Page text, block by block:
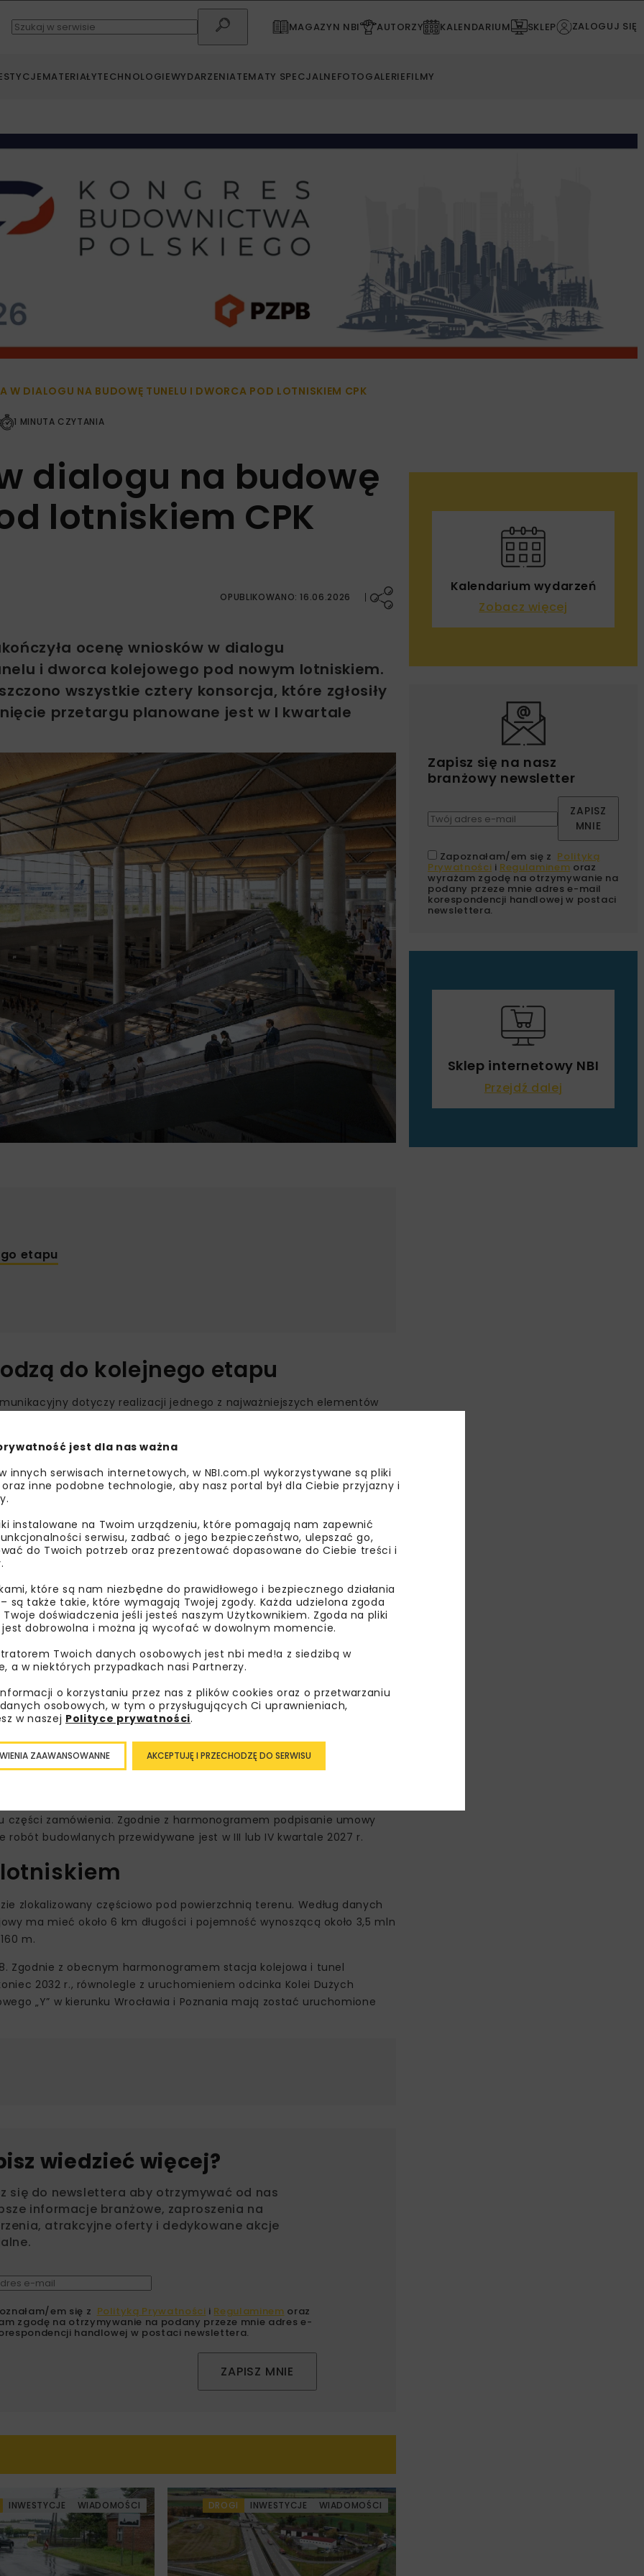
MAGAZYN NBI AUTORZY KALENDARIUM SKLEP ZALOGUJ SIĘ
MATERIAŁYTECHNOLOGIEWYDARZENIATEMATY SPECJALNEFOTOGALERIEFILMY
W DIALOGU NA BUDOWĘ TUNELU I DWORCA POD LOTNISKIEM CPK
1 MINUTA CZYTANIA
dialogu na budowę
lotniskiem CPK
OPUBLIKOWANO: 16.06.2026
ocenę wniosków w dialogu
i dworca kolejowego pod nowym lotniskiem.
wszystkie cztery konsorcja, które zgłosiły
przetargu planowane jest w I kwartale
etapu
do kolejnego etapu
dotyczy realizacji jednego z najważniejszych elementów
które złożyły wnioski o udział w postępowaniu.
firm: MIRBUD, KOBYLARNIA i TORPOL; MOSTOSTAL Warszawa, NDI,
i TYM-BUD. Łącznie o kontrakt ubiega się jedenaście przedsiębiorstw.
obejmuje wschodnią i centralną część tunelu wraz z dworcem
części tunelu wraz z rozplotami torowymi. W obu częściach
oraz projekt, dostawę, uruchomienie i serwis urządzeń
części zamówienia. Zgodnie z harmonogramem podpisanie umowy
budowlanych przewidywane jest w III lub IV kwartale 2027 r.
zlokalizowany częściowo pod powierzchnią terenu. Według danych
ma mieć około 6 km długości i pojemność wynoszącą około 3,5 mln
m.
Zgodnie z obecnym harmonogramem stacja kolejowa i tunel
2032 r., równolegle z uruchomieniem odcinka Kolei Dużych
„Y” w kierunku Wrocławia i Poznania mają zostać uruchomione
wiedzieć więcej?
się do newslettera aby otrzymywać od nas
informacje branżowe, zaproszenia na
atrakcyjne oferty i dedykowane akcje
em się z Polityką Prywatności i Regulaminem oraz
zgodę na otrzymywanie na podany przeze mnie adres e-
handlowej w postaci newslettera.
ZAPISZ MNIE
INWESTYCJE WIADOMOŚCI DROGI INWESTYCJE WIADOMOŚCI
Kalendarium wydarzeń
Zobacz więcej
Zapisz się na nasz
branżowy newsletter
ZAPISZ
MNIE
Zapoznałam/em się z Polityką
Prywatności i Regulaminem oraz
wyrażam zgodę na otrzymywanie na
podany przeze mnie adres e-mail
korespondencji handlowej w postaci
newslettera.
Sklep internetowy NBI
Przejdź dalej
jest dla nas ważna
innych serwisach internetowych, w NBI.com.pl wykorzystywane są pliki
inne podobne technologie, aby nasz portal był dla Ciebie przyjazny i
instalowane na Twoim urządzeniu, które pomagają nam zapewnić
serwisu, zadbać o jego bezpieczeństwo, ulepszać go,
do Twoich potrzeb oraz prezentować dopasowane do Ciebie treści i
które są nam niezbędne do prawidłowego i bezpiecznego działania
są także takie, które wymagają Twojej zgody. Każda udzielona zgoda
doświadczenia jeśli jesteś naszym Użytkownikiem. Zgoda na pliki
dobrowolna i można ją wycofać w dowolnym momencie.
Twoich danych osobowych jest nbi med!a z siedzibą w
a w niektórych przypadkach nasi Partnerzy.
o korzystaniu przez nas z plików cookies oraz o przetwarzaniu
osobowych, w tym o przysługujących Ci uprawnieniach,
w naszej Polityce prywatności.
AKCEPTUJĘ I PRZECHODZĘ DO SERWISU
ZAAWANSOWANNE